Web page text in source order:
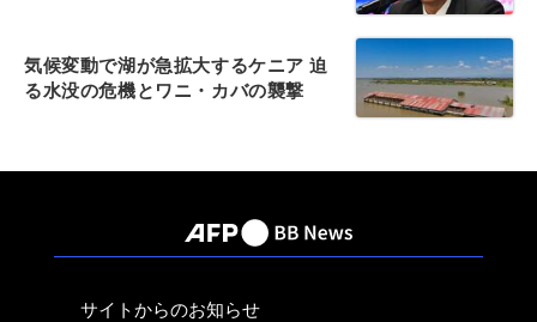
気候変動で湖が急拡大するケニア 迫
る水没の危機とワニ・カバの襲撃
サイトからのお知らせ